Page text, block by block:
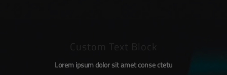
Custom Text Block
Lorem ipsum dolor sit amet conse ctetu